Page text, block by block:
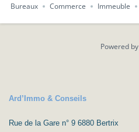
Bureaux
Commerce Immeuble
Powered by
Ard’Immo & Conseils
Rue de la Gare n° 9 6880 Bertrix